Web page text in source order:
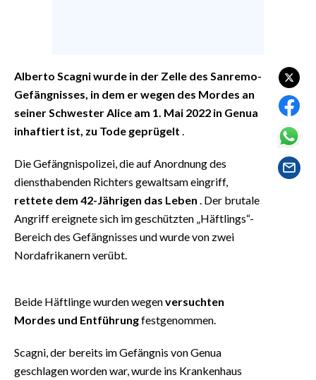
INSULARITÀ
FOTO
VIDEO
INFO AZIENDE
ABBONATI
Alberto Scagni wurde in der Zelle des Sanremo-
Gefängnisses, in dem er wegen des Mordes an
seiner Schwester Alice am 1. Mai 2022 in Genua
inhaftiert ist, zu Tode geprügelt
Die Gefängnispolizei, die auf Anordnung des
diensthabenden Richters gewaltsam eingriff,
rettete dem 42-Jährigen das Leben . Der brutale
Angriff ereignete sich im geschützten „Häftlings“-
Bereich des Gefängnisses und wurde von zwei
Nordafrikanern verübt.
Beide Häftlinge wurden wegenversuchten
Mordes und Entführungfestgenommen.
Scagni, der bereits im Gefängnis von Genua
geschlagen worden war, wurde ins Krankenhaus